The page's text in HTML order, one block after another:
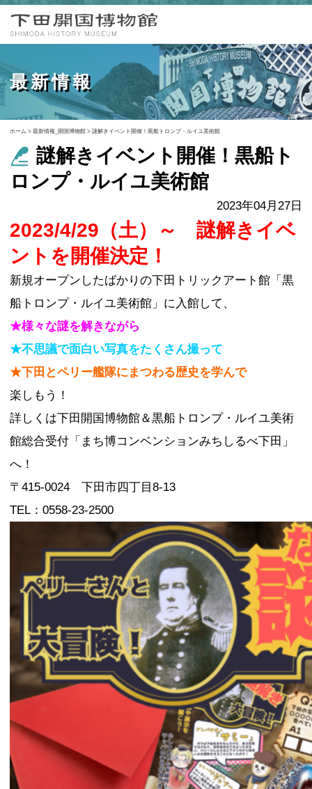
最新情報
ホーム > 最新情報_開国博物館 > 謎解きイベント開催！黒船トロンプ・ルイユ美術館
謎解きイベント開催！黒船ト
ロンプ・ルイユ美術館
2023年04月27日
2023/4/29（土）～ 謎解きイベ
ントを開催決定！
新規オープンしたばかりの下田トリックアート館「黒
船トロンプ・ルイユ美術館」に入館して、
★様々な謎を解きながら
★不思議で面白い写真をたくさん撮って
★下田とペリー艦隊にまつわる歴史を学んで
楽しもう！
詳しくは下田開国博物館＆黒船トロンプ・ルイユ美術
館総合受付「まち博コンベンションみちしるべ下田」
へ！
〒415-0024 下田市四丁目8-13
TEL：0558-23-2500